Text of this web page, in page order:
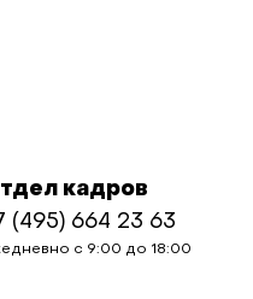
кадров
(495) 664 23 63
с 9:00 до 18:00